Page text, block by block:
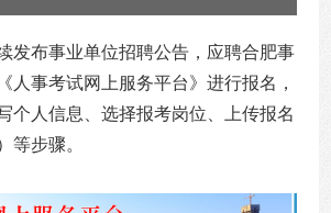
发布事业单位招聘公告，应聘合肥事
人事考试网上服务平台》进行报名，
个人信息、选择报考岗位、上传报名
等步骤。